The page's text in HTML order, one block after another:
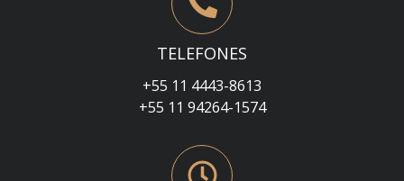
TELEFONES
+55 11 4443-8613
+55 11 94264-1574